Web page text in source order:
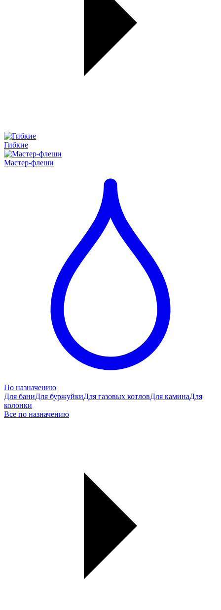
Гибкие
Мастер-флеши
По назначению
Для баниДля буржуйкиДля газовых котловДля каминаДля
колонки
Все по назначению